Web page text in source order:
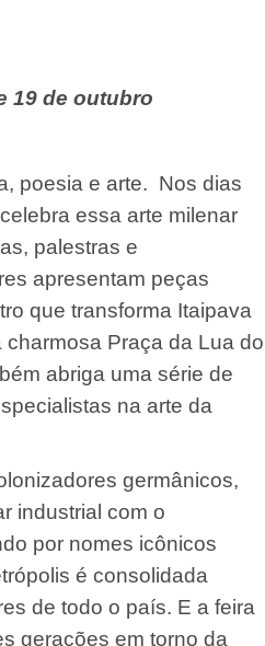
19 de outubro
poesia e arte. Nos dias
essa arte milenar
palestras e
apresentam peças
que transforma Itaipava
Praça da Lua do
abriga uma série de
na arte da
germânicos,
industrial com o
por nomes icônicos
é consolidada
de todo o país. E a feira
gerações em torno da